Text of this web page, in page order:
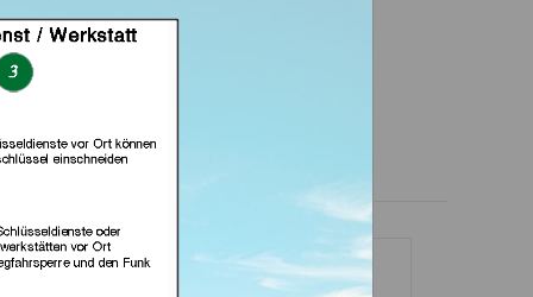
24.de e.k. (in